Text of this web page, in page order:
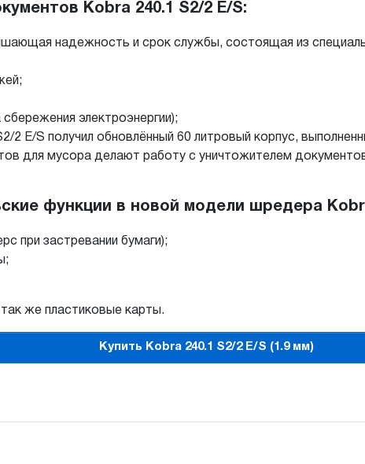
Kobra 240.1 S2/2 E/S:
надежность и срок службы, состоящая из
электроэнергии);
2 E/S получил обновлённый 60 литровый корпус,
для мусора делают работу с уничтожителем
функции в новой модели шредера
при застревании бумаги);
же пластиковые карты.
Купить Kobra 240.1 S2/2 E/S (1.9 мм)